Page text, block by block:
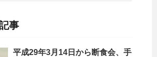
事
平成29年3月14日から断食会、手